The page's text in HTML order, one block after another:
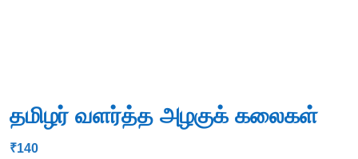
தமிழர் வளர்த்த அழகுக் கலைகள்
₹140